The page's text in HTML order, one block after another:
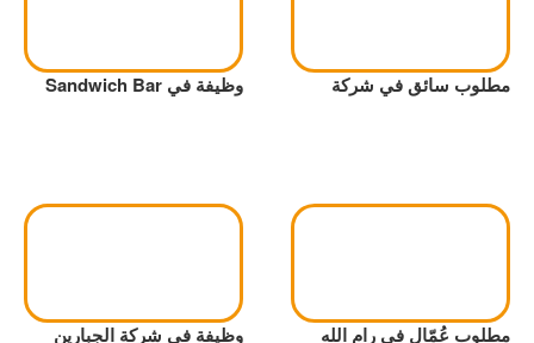
مطلوب سائق في شركة وظيفة في Sandwich Bar
مطلوب عُمّال في رام الله وظيفة في شركة الجبارين